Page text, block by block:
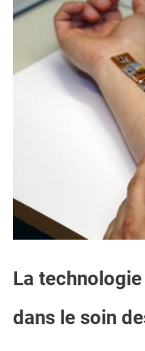
La
dans le soin